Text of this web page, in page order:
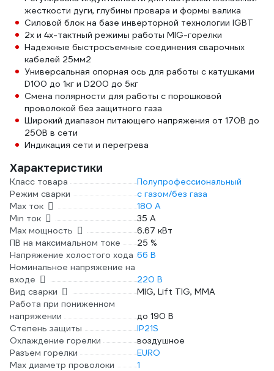
жесткости дуги, глубины провара и формы валика
Силовой блок на базе инверторной технологии IGBT
2х и 4х-тактный режимы работы MIG-горелки
Надежные быстросъемные соединения сварочных
кабелей 25мм2
Универсальная опорная ось для работы с катушками
D100 до 1кг и D200 до 5кг
Смена полярности для работы с порошковой
проволокой без защитного газа
Широкий диапазон питающего напряжения от 170В до
250В в сети
Индикация сети и перегрева
Характеристики
Класс товара
Полупрофессиональный
Режим сварки
с газом/без газа
Max ток
180 А
Min ток
35 А
Max мощность
6.67 кВт
ПВ на максимальном токе
25 %
Напряжение холостого хода 66 В
Номинальное напряжение на
входе
220 В
Вид сварки
MIG, Lift TIG, MMA
Работа при пониженном
напряжении
до 190 В
Степень защиты
IP21S
Охлаждение горелки
воздушное
Разъем горелки
EURO
Max диаметр проволоки
1